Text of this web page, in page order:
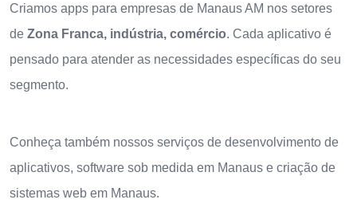
Criamos apps para empresas de Manaus AM nos setores
de Zona Franca, indústria, comércio. Cada aplicativo é
pensado para atender as necessidades específicas do seu
segmento.
Conheça também nossos serviços de desenvolvimento de
aplicativos, software sob medida em Manaus e criação de
sistemas web em Manaus.